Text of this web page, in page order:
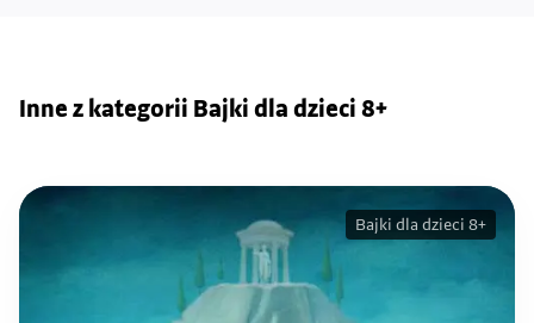
Inne z kategorii Bajki dla dzieci 8+
Bajki dla dzieci 8+